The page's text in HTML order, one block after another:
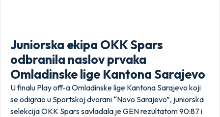
Juniorska ekipa OKK Spars
odbranila naslov prvaka
Omladinske lige Kantona Sarajevo
U finalu Play off-a Omladinske lige Kantona Sarajevo koji
se odigrao u Sportskoj dvorani “Novo Sarajevo”, juniorska
selekcija OKK Spars savladala je GEN rezultatom 90:87 i